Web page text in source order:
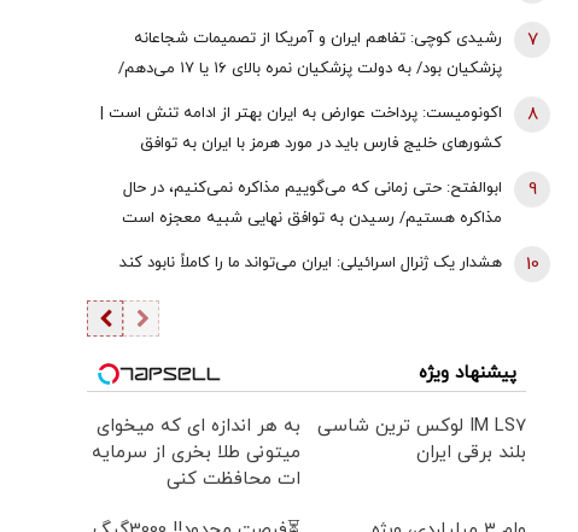
رشیدی کوچی: تفاهم ایران و آمریکا از تصمیمات شجاعانه
پزشکیان بود/ به دولت پزشکیان نمره بالای ۱۶ یا ۱۷ می‌دهم/
مشکلات بزرگی روبه‌رو می‌شد/ اگر جلیلی رئیس‌جمهور
می‌شد...
7
اکونومیست: پرداخت عوارض به ایران بهتر از ادامه تنش است |
کشورهای خلیج فارس باید در مورد هرمز با ایران به توافق
برسند | اعراب در مخمصهِ ترامپ گرفتار شده‌اند
8
ابوالفتح: حتی زمانی که می‌گوییم مذاکره نمی‌کنیم، در حال
مذاکره هستیم/ رسیدن به توافق نهایی شبیه معجزه است
9
هشدار یک ژنرال اسرائیلی: ایران می‌تواند ما را کاملاً نابود کند 10
پیشنهاد ویژه
IM LS7 لوکس ترین شاسی
بلند برقی ایران
به هر اندازه ای که میخوای
میتونی طلا بخری از سرمایه
ات محافظت کنی